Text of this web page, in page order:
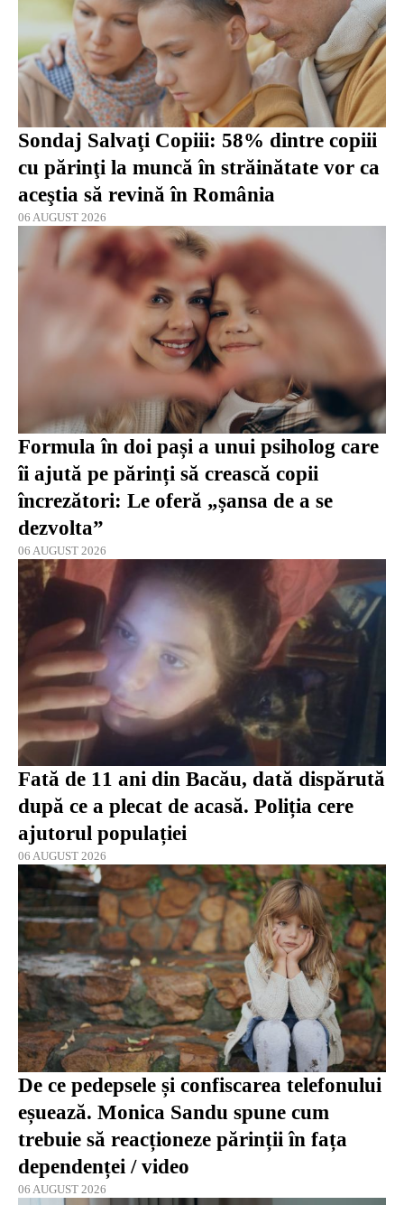
Sondaj Salvaţi Copiii: 58% dintre copiii
cu părinţi la muncă în străinătate vor ca
aceştia să revină în România
06 AUGUST 2026
Formula în doi pași a unui psiholog care
îi ajută pe părinți să crească copii
încrezători: Le oferă „șansa de a se
dezvolta”
06 AUGUST 2026
Fată de 11 ani din Bacău, dată dispărută
după ce a plecat de acasă. Poliția cere
ajutorul populației
06 AUGUST 2026
De ce pedepsele și confiscarea telefonului
eșuează. Monica Sandu spune cum
trebuie să reacționeze părinții în fața
dependenței / video
06 AUGUST 2026